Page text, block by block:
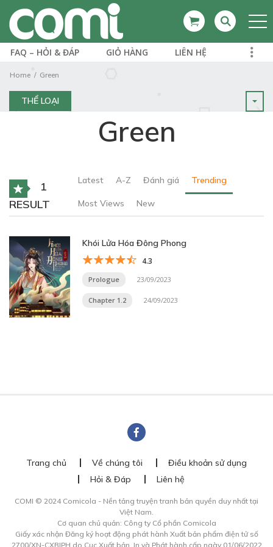
FAQ – HỎI & ĐÁP GIỎ HÀNG LIÊN HỆ
Home Green
THỂ LOẠI
Green
1
RESULT
Latest A-Z Đánh giá Trending
Most Views New
Khói Lửa Hóa Đông Phong
4.3
Prologue 23/09/2023
Chapter 1.2 24/09/2023
Trang chủ Về chúng tôi
Điều khoản sử dụng
Hỏi & Đáp
Liên hệ
COMI © 2024 Comicola - Nền tảng truyện tranh bản quyền duy nhất tại
Việt Nam.
Cơ quan chủ quản: Công ty Cổ phần Comicola
Giấy xác nhận Đăng ký hoạt động phát hành Xuất bản phẩm điện tử số
2700/XN-CXBIPH do Cục Xuất bản, In và Phát hành cấp ngày 01/06/2022